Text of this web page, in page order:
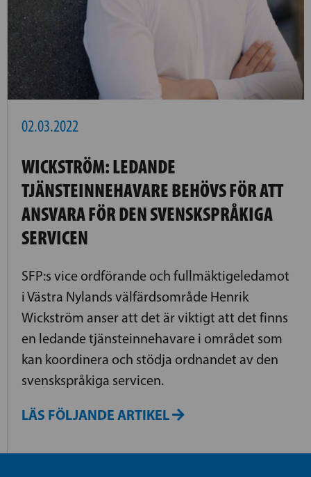
02.03.2022
WICKSTRÖM: LEDANDE
TJÄNSTEINNEHAVARE BEHÖVS FÖR ATT
ANSVARA FÖR DEN SVENSKSPRÅKIGA
SERVICEN
SFP:s vice ordförande och fullmäktigeledamot
i Västra Nylands välfärdsområde Henrik
Wickström anser att det är viktigt att det finns
en ledande tjänsteinnehavare i området som
kan koordinera och stödja ordnandet av den
svenskspråkiga servicen.
LÄS FÖLJANDE ARTIKEL